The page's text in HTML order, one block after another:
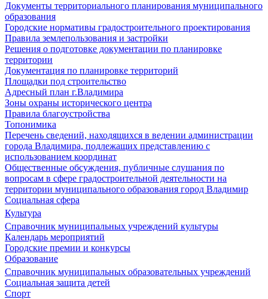
Документы территориального планирования муниципального
образования
Городские нормативы градостроительного проектирования
Правила землепользования и застройки
Решения о подготовке документации по планировке
территории
Документация по планировке территорий
Площадки под строительство
Адресный план г.Владимира
Зоны охраны исторического центра
Правила благоустройства
Топонимика
Перечень сведений, находящихся в ведении администрации
города Владимира, подлежащих представлению с
использованием координат
Общественные обсуждения, публичные слушания по
вопросам в сфере градостроительной деятельности на
территории муниципального образования город Владимир
Социальная сфера
Культура
Справочник муниципальных учреждений культуры
Календарь мероприятий
Городские премии и конкурсы
Образование
Справочник муниципальных образовательных учреждений
Социальная защита детей
Спорт